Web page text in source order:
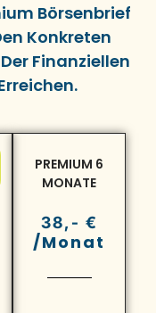
Börsenbrief
Konkreten
Finanziellen
PREMIUM 6
MONATE
38,- €
/Monat